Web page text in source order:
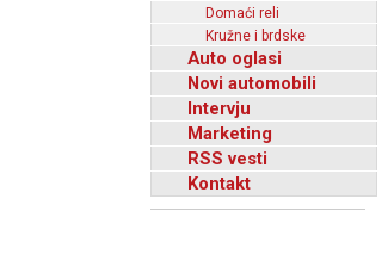
Domaći reli
Kružne i brdske
Auto oglasi
Novi automobili
Intervju
Marketing
RSS vesti
Kontakt